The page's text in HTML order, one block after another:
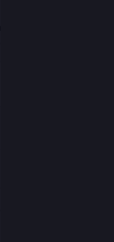
Kleidung,